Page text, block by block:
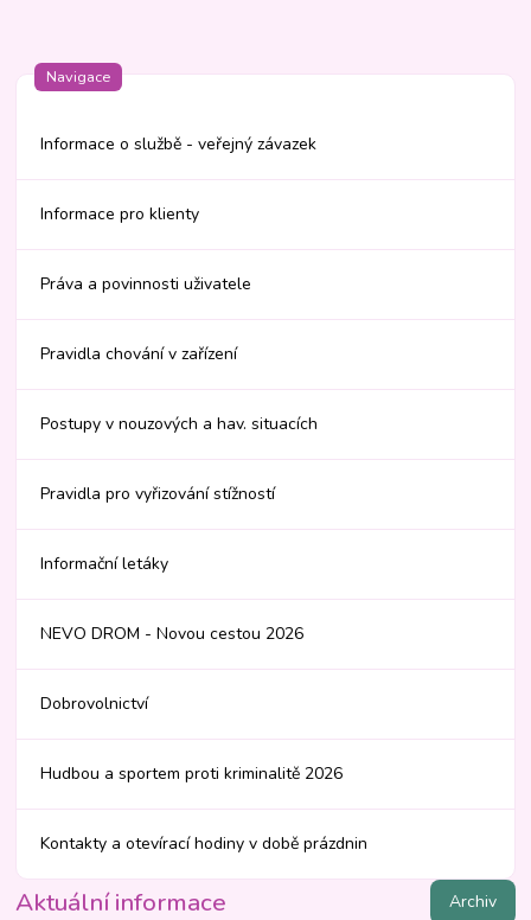
Navigace
Informace o službě - veřejný závazek
Informace pro klienty
Práva a povinnosti uživatele
Pravidla chování v zařízení
Postupy v nouzových a hav. situacích
Pravidla pro vyřizování stížností
Informační letáky
NEVO DROM - Novou cestou 2026
Dobrovolnictví
Hudbou a sportem proti kriminalitě 2026
Kontakty a otevírací hodiny v době prázdnin
Aktuální informace Archiv